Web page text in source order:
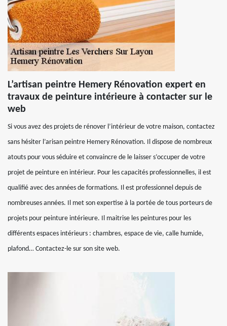
L’artisan peintre Hemery Rénovation expert en
travaux de peinture intérieure à contacter sur le
web
Si vous avez des projets de rénover l’intérieur de votre maison, contactez
sans hésiter l’arisan peintre Hemery Rénovation. Il dispose de nombreux
atouts pour vous séduire et convaincre de le laisser s’occuper de votre
projet de peinture en intérieur. Pour les capacités professionnelles, il est
qualifié avec des années de formations. Il est professionnel depuis de
nombreuses années. Il met son expertise à la portée de tous porteurs de
projets pour peinture intérieure. Il maitrise les peintures pour les
différents espaces intérieurs : chambres, espace de vie, calle humide,
plafond… Contactez-le sur son site web.